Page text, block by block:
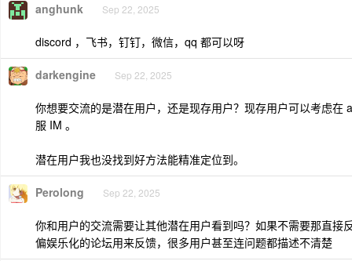
anghunk Sep 22, 2025
discord ，飞书，钉钉，微信，qq 都可以呀
darkengine Sep 22, 2025
你想要交流的是潜在用户，还是现存用户？现存用户可以考虑在
服 IM 。
潜在用户我也没找到好方法能精准定位到。
Perolong Sep 22, 2025
你和用户的交流需要让其他潜在用户看到吗？如果不需要那直接
偏娱乐化的论坛用来反馈，很多用户甚至连问题都描述不清楚